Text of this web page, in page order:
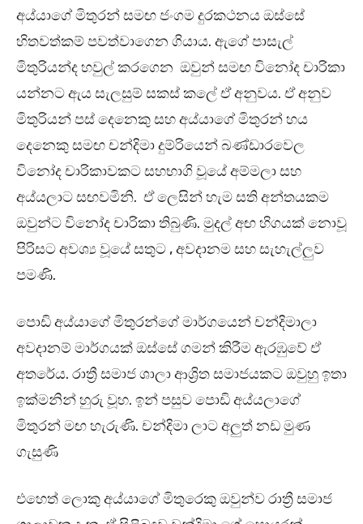
අය්යාගේ මිතුරන් සමඟ ජංගම දුරකථනය ඔස්සේ
හිතවත්කම් පවත්වාගෙන ගියාය. ඇගේ පාසැල්
මිතුරියන්ද හවුල් කරගෙන ඔවුන් සමඟ විනෝද චාරිකා
යන්නට ඇය සැලසුම් සකස් කලේ ඒ අනුවය. ඒ අනුව
මිතුරියන් පස් දෙනෙකු සහ අය්යාගේ මිතුරන් හය
දෙනෙකු සමඟ චන්දිමා දුම්රියෙන් බණ්ඩාරවෙල
විනෝද චාරිකාවකට සහභාගි වූයේ අම්මලා සහ
අය්යලාට සඟවමිනි. ඒ ලෙසින් හැම සති අන්තයකම
ඔවුන්ට විනෝද චාරිකා තිබුණි. මුදල් අඟ හිගයක් නොවූ
පිරිසට අවශ්‍ය වූයේ සතුට , අවදානම සහ සැහැල්ලුව
පමණි.
පොඩි අය්යාගේ මිතුරන්ගේ මාර්ගයෙන් චන්දිමාලා
අවදානම් මාර්ගයක් ඔස්සේ ගමන් කිරීම ඇරඹුවේ ඒ
අතරේය. රාත්‍රී සමාජ ශාලා ආශ්‍රිත සමාජයකට ඔවුහු ඉතා
ඉක්මනින් හුරු වූහ. ඉන් පසුව පොඩි අය්යලාගේ
මිතුරන් මඟ හැරුණි. චන්දිමා ලාට අලුත් නඩ මුණ
ගැසුණි
එහෙත් ලොකු අය්යාගේ මිතුරෙකු ඔවුන්ව රාත්‍රී සමාජ